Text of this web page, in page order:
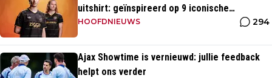
uitshirt: geïnspireerd op 9 iconische
momenten uit clubhistorie
HOOFDNIEUWS 294
Ajax Showtime is vernieuwd: jullie feedback
helpt ons verder